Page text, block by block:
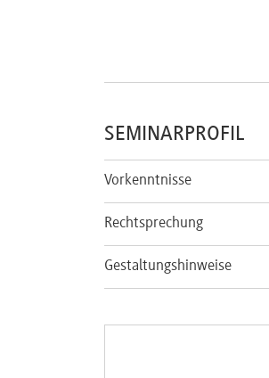
SEMINARPROFIL
Vorkenntnisse
Rechtsprechung
Gestaltungshinweise